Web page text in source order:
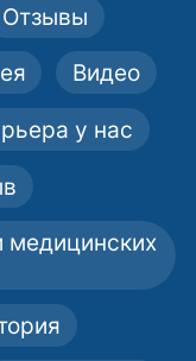
Отзывы
Видео
у нас
медицинских